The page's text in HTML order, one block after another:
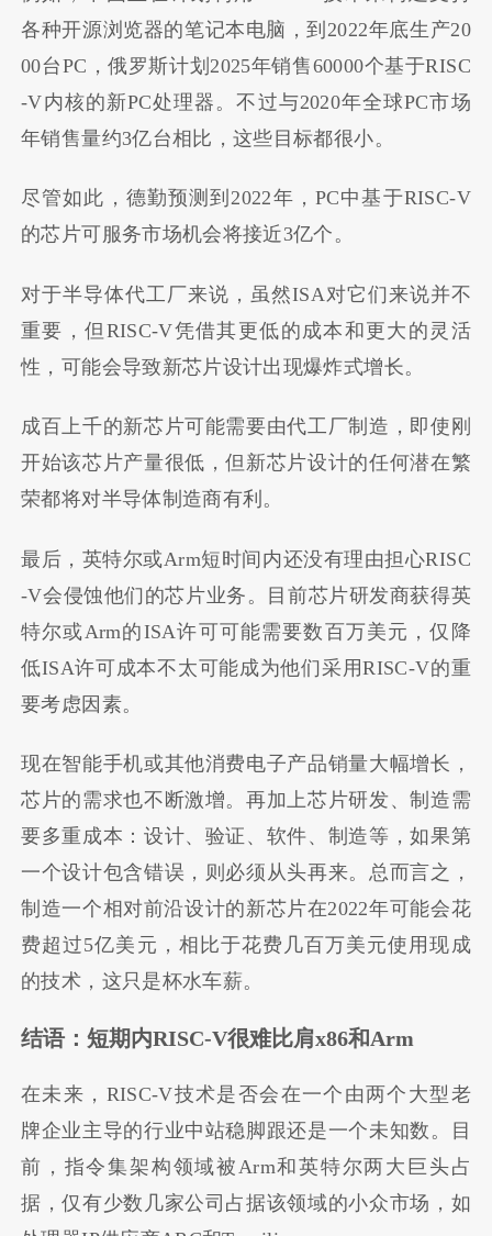
各种开源浏览器的笔记本电脑，到2022年底生产20
00台PC，俄罗斯计划2025年销售60000个基于RISC
-V内核的新PC处理器。不过与2020年全球PC市场
年销售量约3亿台相比，这些目标都很小。
尽管如此，德勤预测到2022年，PC中基于RISC-V
的芯片可服务市场机会将接近3亿个。
对于半导体代工厂来说，虽然ISA对它们来说并不
重要，但RISC-V凭借其更低的成本和更大的灵活
性，可能会导致新芯片设计出现爆炸式增长。
成百上千的新芯片可能需要由代工厂制造，即使刚
开始该芯片产量很低，但新芯片设计的任何潜在繁
荣都将对半导体制造商有利。
最后，英特尔或Arm短时间内还没有理由担心RISC
-V会侵蚀他们的芯片业务。目前芯片研发商获得英
特尔或Arm的ISA许可可能需要数百万美元，仅降
低ISA许可成本不太可能成为他们采用RISC-V的重
要考虑因素。
现在智能手机或其他消费电子产品销量大幅增长，
芯片的需求也不断激增。再加上芯片研发、制造需
要多重成本：设计、验证、软件、制造等，如果第
一个设计包含错误，则必须从头再来。总而言之，
制造一个相对前沿设计的新芯片在2022年可能会花
费超过5亿美元，相比于花费几百万美元使用现成
的技术，这只是杯水车薪。
结语：短期内RISC-V很难比肩x86和Arm
在未来，RISC-V技术是否会在一个由两个大型老
牌企业主导的行业中站稳脚跟还是一个未知数。目
前，指令集架构领域被Arm和英特尔两大巨头占
据，仅有少数几家公司占据该领域的小众市场，如